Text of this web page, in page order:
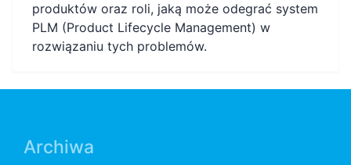
produktów oraz roli, jaką może odegrać system
PLM (Product Lifecycle Management) w
rozwiązaniu tych problemów.
Archiwa